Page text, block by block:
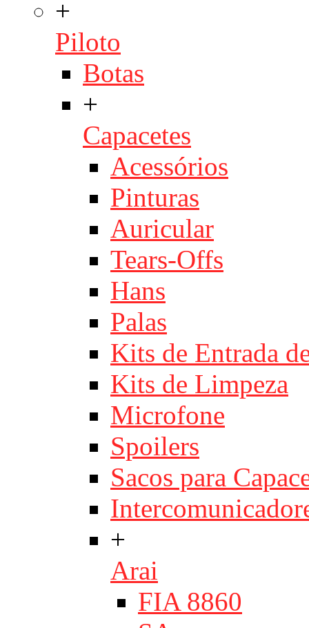
+
Piloto
Botas
+
Capacetes
Acessórios
Pinturas
Auricular
Tears-Offs
Hans
Palas
Kits de Entrada
Kits de Limpeza
Microfone
Spoilers
Sacos para
+
Arai
FIA 8860